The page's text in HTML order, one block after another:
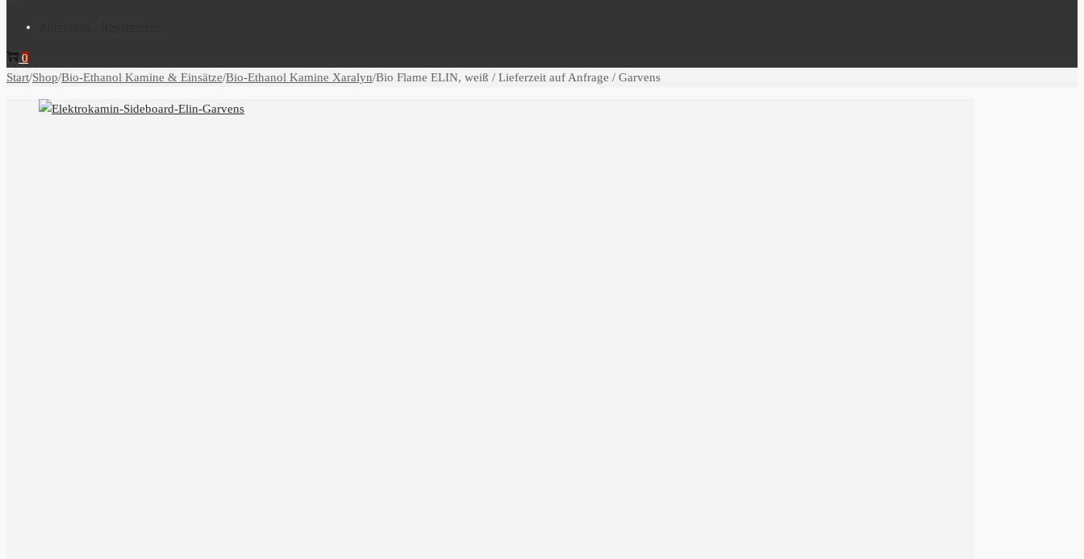
0
Start/Shop/Bio-Ethanol Kamine & Einsätze/Bio-Ethanol Kamine Xaralyn/Bio Flame ELIN, weiß / Lieferzeit auf Anfrage / Garvens